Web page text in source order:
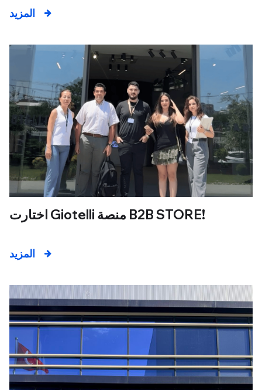
المزيد
اختارت Giotelli منصة B2B STORE!
المزيد